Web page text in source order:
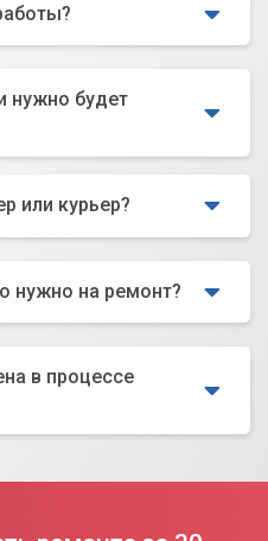
нужно будет
или курьер?
нужно на ремонт?
в процессе